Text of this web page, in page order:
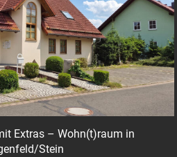
Extras – Wohn(t)raum in
Stein